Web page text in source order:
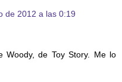
de 2012 a las 0:19
Woody, de Toy Story. Me lo